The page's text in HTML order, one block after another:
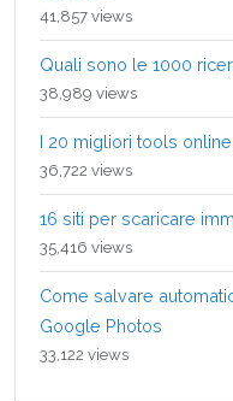
41,857 views
Quali sono le 1000
38,989 views
I 20 migliori tools
36,722 views
16 siti per scaricare
35,416 views
Come salvare
Google Photos
33,122 views